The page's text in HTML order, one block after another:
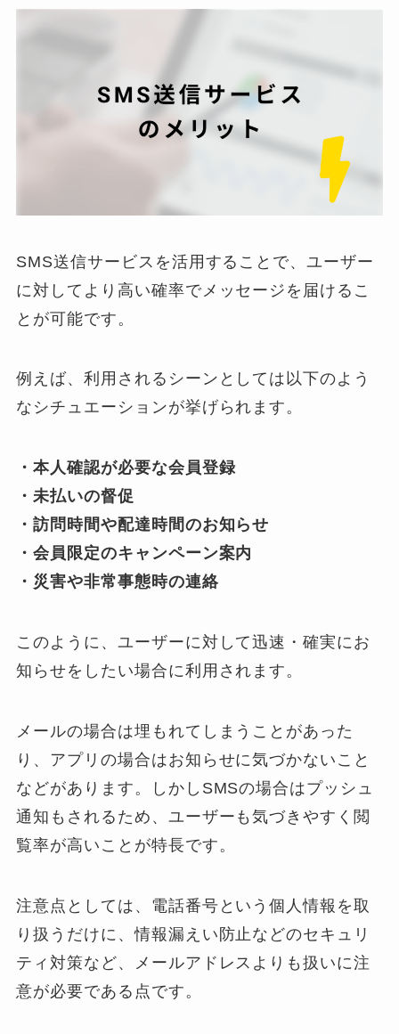
SMS送信サービスを活用することで、ユーザー
に対してより高い確率でメッセージを届けるこ
とが可能です。
例えば、利用されるシーンとしては以下のよう
なシチュエーションが挙げられます。
・本人確認が必要な会員登録
・未払いの督促
・訪問時間や配達時間のお知らせ
・会員限定のキャンペーン案内
・災害や非常事態時の連絡
このように、ユーザーに対して迅速・確実にお
知らせをしたい場合に利用されます。
メールの場合は埋もれてしまうことがあった
り、アプリの場合はお知らせに気づかないこと
などがあります。しかしSMSの場合はプッシュ
通知もされるため、ユーザーも気づきやすく閲
覧率が高いことが特長です。
注意点としては、電話番号という個人情報を取
り扱うだけに、情報漏えい防止などのセキュリ
ティ対策など、メールアドレスよりも扱いに注
意が必要である点です。